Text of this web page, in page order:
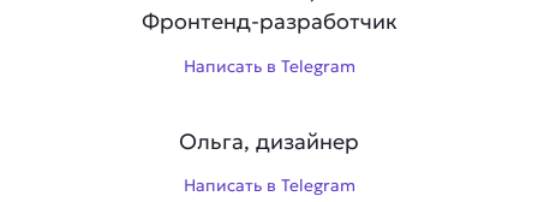
Фронтенд-разработчик
Написать в Telegram
Ольга, дизайнер
Написать в Telegram